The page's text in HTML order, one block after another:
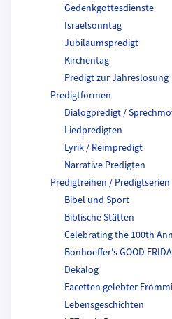
Gedenkgottesdienste
Israelsonntag
Jubiläumspredigt
Kirchentag
Predigt zur Jahreslosung
Predigtformen
Dialogpredigt /
Liedpredigten
Lyrik / Reimpredigt
Narrative Predigten
Predigtreihen / Predigtserien
Bibel und Sport
Biblische Stätten
Celebrating the 100th
Bonhoeffer's GOOD
Dekalog
Facetten gelebter
Lebensgeschichten